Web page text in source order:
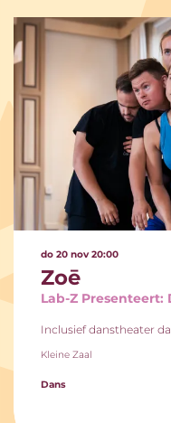
Zoē
Lab-Z Presenteert:
do 20 nov20:00
Inclusief danstheater
Kleine Zaal
Dans